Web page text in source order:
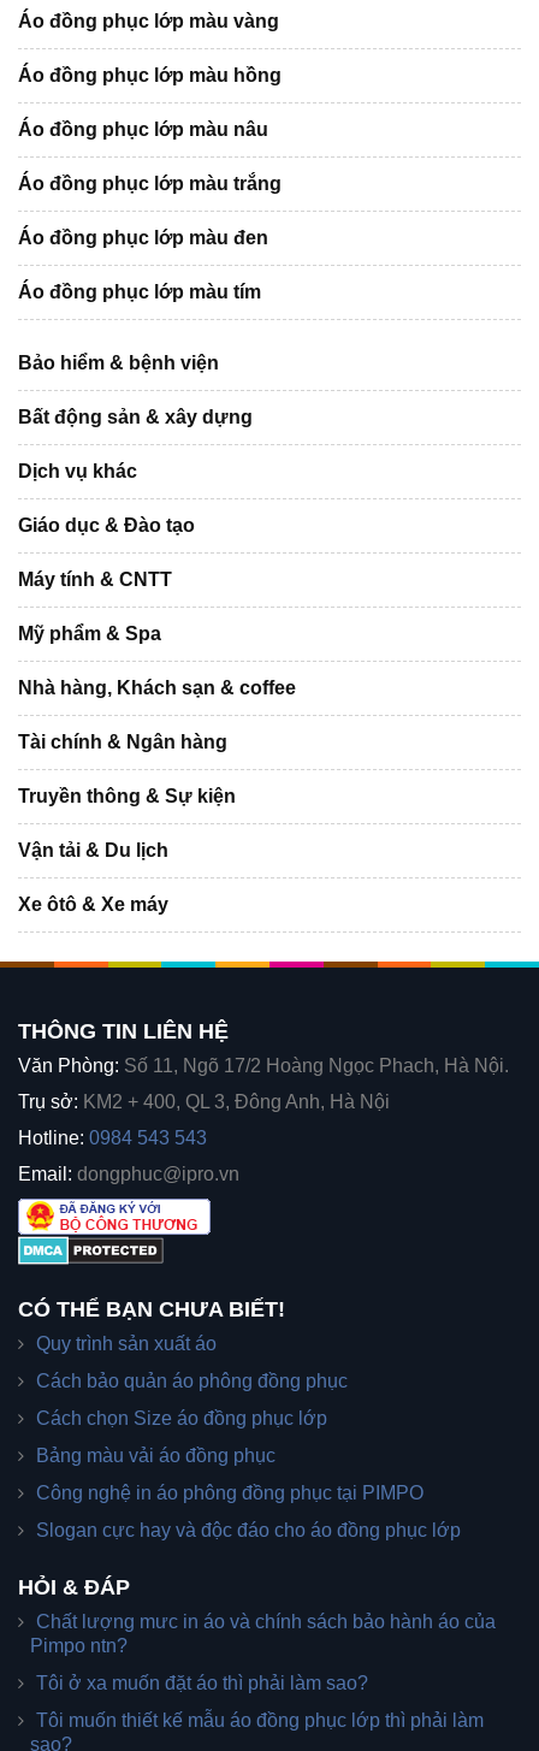
Áo đồng phục lớp màu vàng
Áo đồng phục lớp màu hồng
Áo đồng phục lớp màu nâu
Áo đồng phục lớp màu trắng
Áo đồng phục lớp màu đen
Áo đồng phục lớp màu tím
Bảo hiểm & bệnh viện
Bất động sản & xây dựng
Dịch vụ khác
Giáo dục & Đào tạo
Máy tính & CNTT
Mỹ phẩm & Spa
Nhà hàng, Khách sạn & coffee
Tài chính & Ngân hàng
Truyền thông & Sự kiện
Vận tải & Du lịch
Xe ôtô & Xe máy
THÔNG TIN LIÊN HỆ
Văn Phòng: Số 11, Ngõ 17/2 Hoàng Ngọc Phach, Hà Nội.
Trụ sở: KM2 + 400, QL 3, Đông Anh, Hà Nội
Hotline: 0984 543 543
Email: dongphuc@ipro.vn
CÓ THỂ BẠN CHƯA BIẾT!
Quy trình sản xuất áo
Cách bảo quản áo phông đồng phục
Cách chọn Size áo đồng phục lớp
Bảng màu vải áo đồng phục
Công nghệ in áo phông đồng phục tại PIMPO
Slogan cực hay và độc đáo cho áo đồng phục lớp
HỎI & ĐÁP
Chất lượng mưc in áo và chính sách bảo hành áo của
Pimpo ntn?
Tôi ở xa muốn đặt áo thì phải làm sao?
Tôi muốn thiết kế mẫu áo đồng phục lớp thì phải làm
sao?